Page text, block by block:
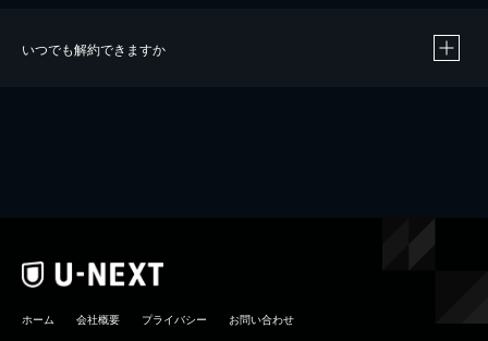
いつでも解約できますか
ホーム 会社概要 プライバシー お問い合わせ